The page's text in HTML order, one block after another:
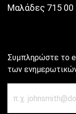
Μαλάδες 715 00
Συμπληρώστε το
των